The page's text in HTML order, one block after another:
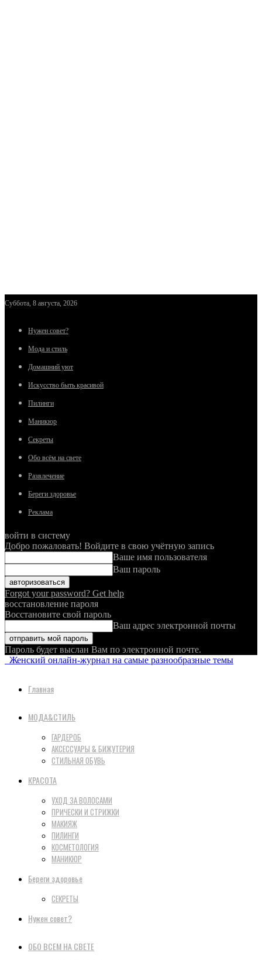
Суббота, 8 августа, 2026
Нужен совет?
Мода и стиль
Домашний уют
Искусство быть красивой
Пилинги
Маникюр
Секреты
Обо всём на свете
Развлечение
Береги здоровье
Реклама
войти в систему
Добро пожаловать! Войдите в свою учётную запись
Ваше имя пользователя
Ваш пароль
Forgot your password? Get help
восстановление пароля
Восстановите свой пароль
Ваш адрес электронной почты
Пароль будет выслан Вам по электронной почте.
Женский онлайн-журнал на самые разнообразные темы
Главная
МОДА&СТИЛЬ
ГАРДЕРОБ
АКСЕССУАРЫ & БИЖУТЕРИЯ
СТИЛЬНАЯ ОБУВЬ
КРАСОТА
УХОД ЗА ВОЛОСАМИ
ПРИЧЕСКИ И СТРИЖКИ
МАКИЯЖ
ПИЛИНГИ
КОСМЕТОЛОГИЯ
МАНИКЮР
Береги здоровье
СЕКРЕТЫ
Нужен совет?
ОБО ВСЕМ НА СВЕТЕ